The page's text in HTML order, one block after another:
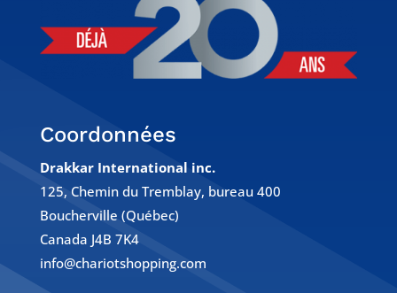
Coordonnées
Drakkar International inc.
125, Chemin du Tremblay, bureau 400
Boucherville (Québec)
Canada J4B 7K4
info@chariotshopping.com